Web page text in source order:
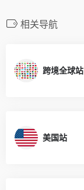
相关导航
跨境全球站
美国站